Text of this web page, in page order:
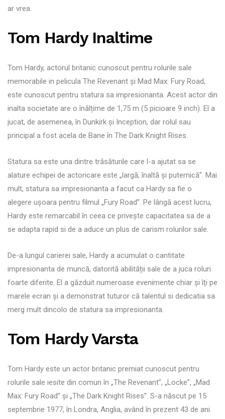
ar vrea.
Tom Hardy Inaltime
Tom Hardy, actorul britanic cunoscut pentru rolurile sale
memorabile in pelicula The Revenant și Mad Max: Fury Road,
este cunoscut pentru statura sa impresionanta. Acest actor din
inalta societate are o înălțime de 1,75 m (5 picioare 9 inch). El a
jucat, de asemenea, în Dunkirk și Inception, dar rolul sau
principal a fost acela de Bane în The Dark Knight Rises.
Statura sa este una dintre trăsăturile care l-a ajutat sa se
alature echipei de actoricare este „largă, înaltă și puternică”. Mai
mult, statura sa impresionanta a facut ca Hardy sa fie o
alegere ușoara pentru filmul „Fury Road”. Pe lângă acest lucru,
Hardy este remarcabil în ceea ce privește capacitatea sa de a
se adapta rapid si de a aduce un plus de carism rolurilor sale.
De-a lungul carierei sale, Hardy a acumulat o cantitate
impresionanta de muncă, datorită abilității sale de a juca roluri
foarte diferite. El a găzduit numeroase evenimente chiar și îți pe
marele ecran și a demonstrat tuturor că talentul si dedicatia sa
merg mult dincolo de statura sa impresionanta.
Tom Hardy Varsta
Tom Hardy este un actor britanic premiat cunoscut pentru
rolurile sale iesite din comun în „The Revenant”, „Locke”, „Mad
Max: Fury Road” și „The Dark Knight Rises”. S-a născut pe 15
septembrie 1977, în Londra, Anglia, având în prezent 43 de ani.